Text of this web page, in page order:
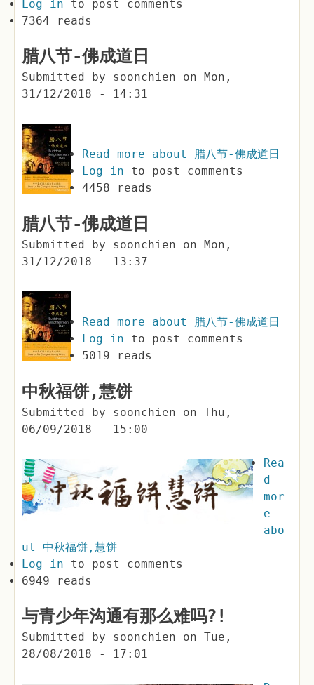
Log in to post comments
7364 reads
腊八节-佛成道日
Submitted by soonchien on Mon,
31/12/2018 - 14:31
Read more about 腊八节-佛成道日
Log in to post comments
4458 reads
腊八节-佛成道日
Submitted by soonchien on Mon,
31/12/2018 - 13:37
Read more about 腊八节-佛成道日
Log in to post comments
5019 reads
中秋福饼,慧饼
Submitted by soonchien on Thu,
06/09/2018 - 15:00
Rea
d
mor
e
abo
ut 中秋福饼,慧饼
Log in to post comments
6949 reads
与青少年沟通有那么难吗?!
Submitted by soonchien on Tue,
28/08/2018 - 17:01